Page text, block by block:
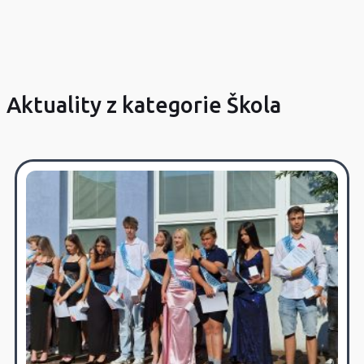
Aktuality z kategorie Škola